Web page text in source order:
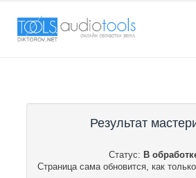
Результат
Статус: В
Страница сама обновится, как